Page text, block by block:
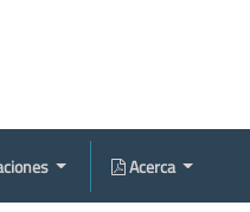
Acerca